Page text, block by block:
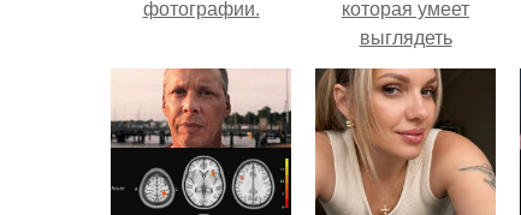
фотографии.
которая умеет
выглядеть
привлекательно и
элегантно в любои
ситуации.